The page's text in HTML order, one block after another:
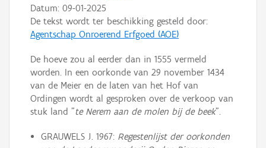
Datum: 09-01-2025
De tekst wordt ter beschikking gesteld door:
Agentschap Onroerend Erfgoed (AOE)
De hoeve zou al eerder dan in 1555 vermeld
worden. In een oorkonde van 29 november 1434
van de Meier en de laten van het Hof van
Ordingen wordt al gesproken over de verkoop van
stuk land "te Nerem aan de molen bij de beek".
GRAUWELS J. 1967: Regestenlijst der oorkonden